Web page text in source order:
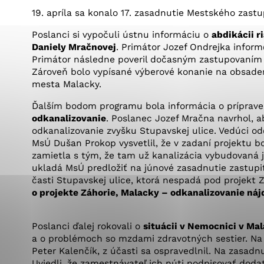
Sčítanie obyvateľov, domov a bytov
Separovaný zber v meste
19. apríla sa konalo 17. zasadnutie Mestského
Poslanci si vypočuli ústnu informáciu oabdikácii
Daniely Mračnovej. Primátor Jozef Ondrejka
Primátor následne poveril dočasným
Zároveň bolo vypísané výberové konanie na
mesta Malacky.
Ďalším bodom programu bola informácia o
odkanalizovanie. Poslanec Jozef Mračna navrhol,
odkanalizovanie zvyšku Stupavskej ulice. Vedúci
MsÚ Dušan Prokop vysvetlil, že v zadaní projektu
zamietla s tým, že tam už kanalizácia
ukladá MsÚ predložiť na júnové zasadnutie
časti Stupavskej ulice, ktorá nespadá pod projekt
o projekte Záhorie, Malacky – odkanalizovanie
Poslanci ďalej rokovali osituácii v Nemocnici v
a o problémoch so mzdami zdravotných sestier.
Peter Kalenčík, z účasti sa ospravedlnil. Na
Technické cookies
Technické súbory
tým, že umožňujú
stránky. Bez týchto
Analytické cookies
Analytické cookies
aby mohol stránky
možné ich spojiť s